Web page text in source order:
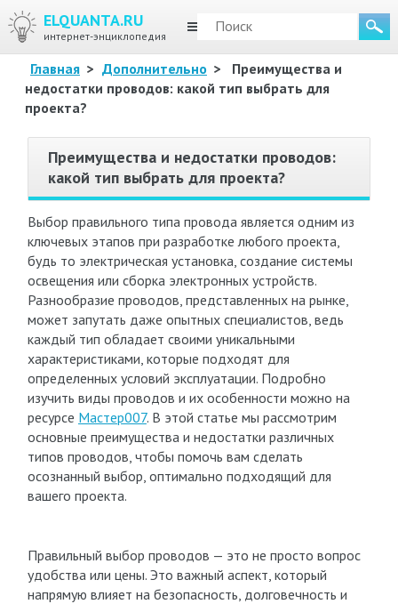
ELQUANTA.RU
интернет-энциклопедия
МЕНЮ
Главная > Дополнительно >
Преимущества и
недостатки проводов: какой тип выбрать для
проекта?
Преимущества и недостатки проводов:
какой тип выбрать для проекта?
Выбор правильного типа провода является одним из
ключевых этапов при разработке любого проекта,
будь то электрическая установка, создание системы
освещения или сборка электронных устройств.
Разнообразие проводов, представленных на рынке,
может запутать даже опытных специалистов, ведь
каждый тип обладает своими уникальными
характеристиками, которые подходят для
определенных условий эксплуатации. Подробно
изучить виды проводов и их особенности можно на
ресурсе Мастер007. В этой статье мы рассмотрим
основные преимущества и недостатки различных
типов проводов, чтобы помочь вам сделать
осознанный выбор, оптимально подходящий для
вашего проекта.
Правильный выбор проводов — это не просто вопрос
удобства или цены. Это важный аспект, который
напрямую влияет на безопасность, долговечность и